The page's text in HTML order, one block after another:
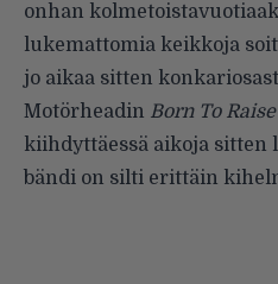
onhan
lukemattomia keikkoja
jo aikaa sitten
Motörheadin Born To
kiihdyttäessä aikoja sitten
bändi on silti erittäin